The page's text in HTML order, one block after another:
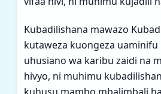
Kubadilishana mawazo
kutaweza kuongeza uaminifu
uhusiano wa karibu zaidi na
hivyo, ni muhimu